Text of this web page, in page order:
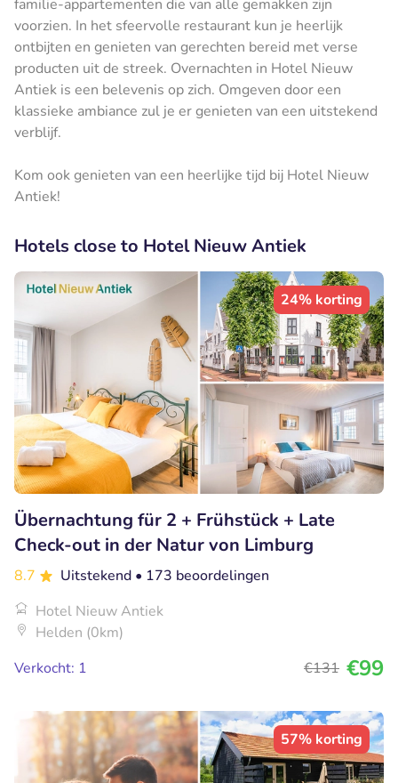
familie-appartementen die van alle gemakken zijn
voorzien. In het sfeervolle restaurant kun je heerlijk
ontbijten en genieten van gerechten bereid met verse
producten uit de streek. Overnachten in Hotel Nieuw
Antiek is een belevenis op zich. Omgeven door een
klassieke ambiance zul je er genieten van een uitstekend
verblijf.
Kom ook genieten van een heerlijke tijd bij Hotel Nieuw
Antiek!
Hotels close to Hotel Nieuw Antiek
24% korting
Übernachtung für 2 + Frühstück + Late
Check-out in der Natur von Limburg
8.7 Uitstekend • 173 beoordelingen
Hotel Nieuw Antiek
Helden (0km)
Verkocht: 1
€131 €99
57% korting